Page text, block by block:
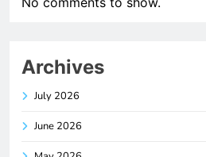
Archives
July 2026
June 2026